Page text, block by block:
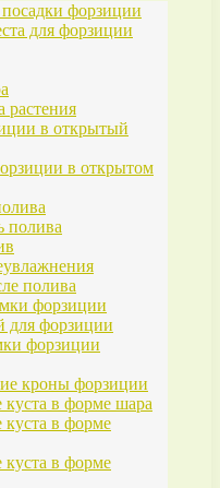
форзиции
для форзиции
растения
в открытый
в открытом
полива
полива
форзиции
для форзиции
форзиции
кроны форзиции
в форме шара
в форме
в форме